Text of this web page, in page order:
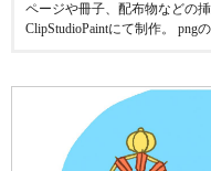
ページや冊子、配布物などの
ClipStudioPaintにて制作。 png